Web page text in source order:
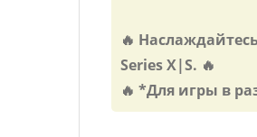
🔥
Series X|S. 🔥
🔥 *Для игры в